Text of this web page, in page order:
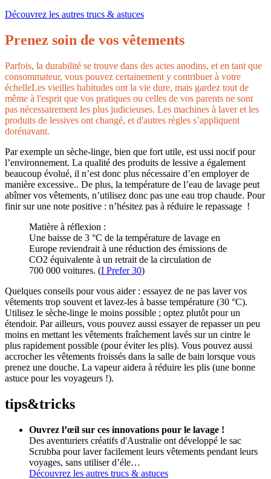
Découvrez les autres trucs & astuces
Prenez soin de vos vêtements
Parfois, la durabilité se trouve dans des actes anodins, et en tant que
consommateur, vous pouvez certainement y contribuer à votre
échelleLes vieilles habitudes ont la vie dure, mais gardez tout de
même à l'esprit que vos pratiques ou celles de vos parents ne sont
pas nécessairement les plus judicieuses. Les machines à laver et les
produits de lessives ont changé, et d'autres règles s’appliquent
dorénavant.
Par exemple un sèche-linge, bien que fort utile, est ussi nocif pour
l’environnement. La qualité des produits de lessive a également
beaucoup évolué, il n’est donc plus nécessaire d’en employer de
manière excessive.. De plus, la température de l’eau de lavage peut
abîmer vos vêtements, n’utilisez donc pas une eau trop chaude. Pour
finir sur une note positive : n’hésitez pas à réduire le repassage !
Matière à réflexion :
Une baisse de 3 °C de la température de lavage en
Europe reviendrait à une réduction des émissions de
CO2 équivalente à un retrait de la circulation de
700 000 voitures. (I Prefer 30)
Quelques conseils pour vous aider : essayez de ne pas laver vos
vêtements trop souvent et lavez-les à basse température (30 °C).
Utilisez le sèche-linge le moins possible ; optez plutôt pour un
étendoir. Par ailleurs, vous pouvez aussi essayer de repasser un peu
moins en mettant les vêtements fraîchement lavés sur un cintre le
plus rapidement possible (pour éviter les plis). Vous pouvez aussi
accrocher les vêtements froissés dans la salle de bain lorsque vous
prenez une douche. La vapeur aidera à réduire les plis (une bonne
astuce pour les voyageurs !).
tips&tricks
Ouvrez l’œil sur ces innovations pour le lavage !
Des aventuriers créatifs d'Australie ont développé le sac
Scrubba pour laver facilement leurs vêtements pendant leurs
voyages, sans utiliser d’éle…
Découvrez les autres trucs & astuces